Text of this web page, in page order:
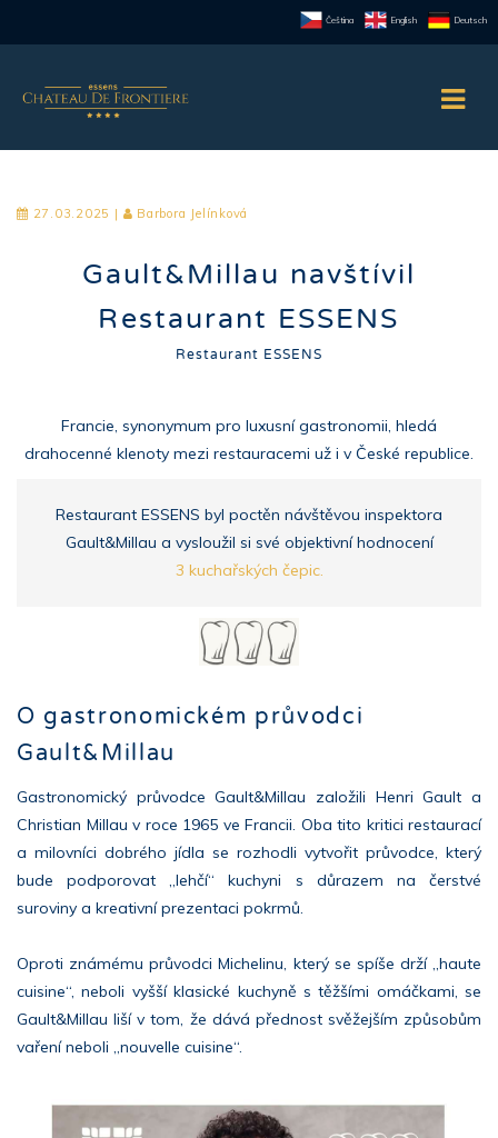
Čeština English Deutsch
27.03.2025 | Barbora Jelínková
Gault&Millau navštívil
Restaurant ESSENS
Restaurant ESSENS
Francie, synonymum pro luxusní gastronomii, hledá
drahocenné klenoty mezi restauracemi už i v České republice.
Restaurant ESSENS byl poctěn návštěvou inspektora
Gault&Millau a vysloužil si své objektivní hodnocení
3 kuchařských čepic.
O gastronomickém průvodci
Gault&Millau
Gastronomický průvodce Gault&Millau založili Henri Gault a
Christian Millau v roce 1965 ve Francii. Oba tito kritici restaurací
a milovníci dobrého jídla se rozhodli vytvořit průvodce, který
bude podporovat „lehčí“ kuchyni s důrazem na čerstvé
suroviny a kreativní prezentaci pokrmů.
Oproti známému průvodci Michelinu, který se spíše drží „haute
cuisine“, neboli vyšší klasické kuchyně s těžšími omáčkami, se
Gault&Millau liší v tom, že dává přednost svěžejším způsobům
vaření neboli „nouvelle cuisine“.